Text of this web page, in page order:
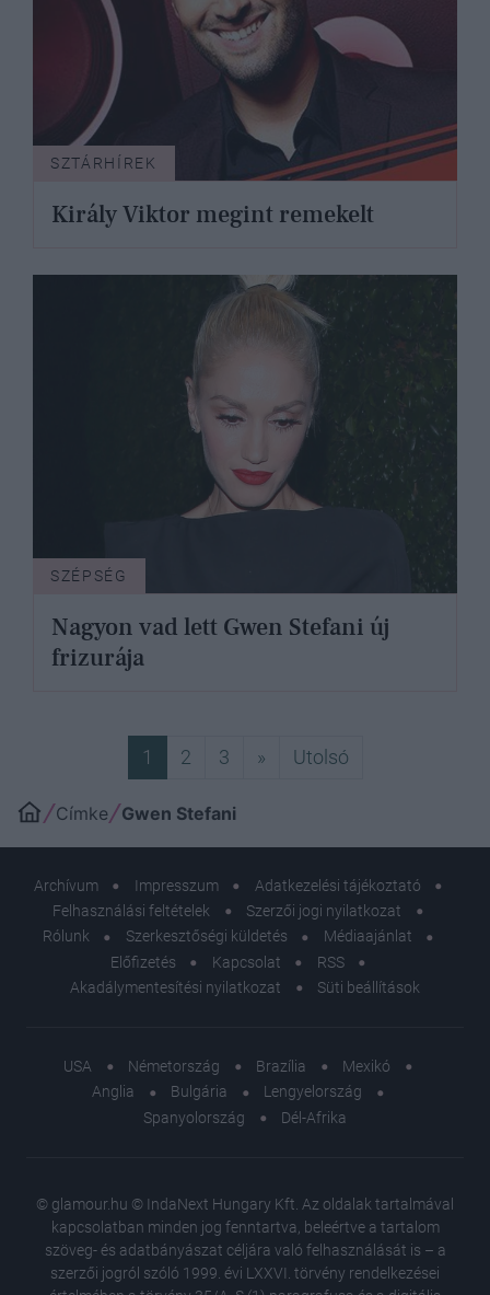
SZTÁRHÍREK
Király Viktor megint remekelt
SZÉPSÉG
Nagyon vad lett Gwen Stefani új
frizurája
1 2 3 »Következő
UtolsóUtolsó
Címke Gwen Stefani
Archívum Impresszum
Adatkezelési tájékoztató
Felhasználási feltételek
Szerzői jogi nyilatkozat
Rólunk
Szerkesztőségi küldetés
Médiaajánlat
Előfizetés
Kapcsolat
RSS
Akadálymentesítési nyilatkozat
Süti beállítások
USA Németország Brazília
Mexikó
Anglia
Bulgária
Lengyelország
Spanyolország
Dél-Afrika
© glamour.hu © IndaNext Hungary Kft. Az oldalak tartalmával
kapcsolatban minden jog fenntartva, beleértve a tartalom
szöveg- és adatbányászat céljára való felhasználását is – a
szerzői jogról szóló 1999. évi LXXVI. törvény rendelkezései